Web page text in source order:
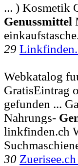
... ) Kosmetik
Genussmittel
29
Webkatalog
GratisEintrag
gefunden ...
Nahrungs-
linkfinden.ch
30